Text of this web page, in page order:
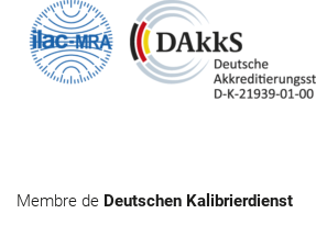
Membre de Deutschen Kalibrierdienst